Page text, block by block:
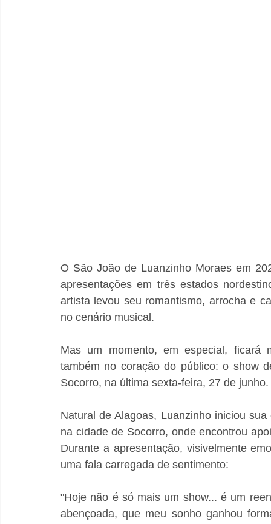
O São João de Luanzinho Moraes em
apresentações em três estados
artista levou seu romantismo, arrocha e
no cenário musical.
Mas um momento, em especial, ficará
também no coração do público: o show
Socorro, na última sexta-feira, 27 de junho.
Natural de Alagoas, Luanzinho iniciou
na cidade de Socorro, onde encontrou
Durante a apresentação, visivelmente
uma fala carregada de sentimento:
"Hoje não é só mais um show... é um
abençoada, que meu sonho ganhou